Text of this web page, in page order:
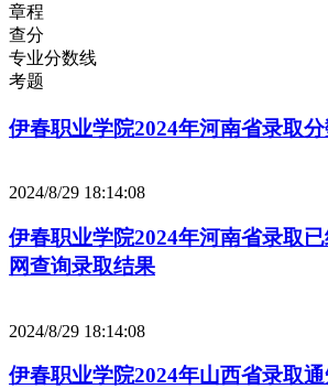
章程
查分
专业分数线
考题
伊春职业学院2024年河南省录取
2024/8/29 18:14:08
伊春职业学院2024年河南省录取
网查询录取结果
2024/8/29 18:14:08
伊春职业学院2024年山西省录取